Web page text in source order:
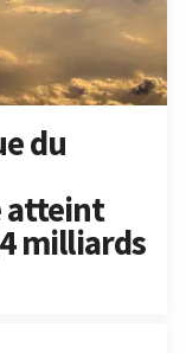
du
atteint
milliards